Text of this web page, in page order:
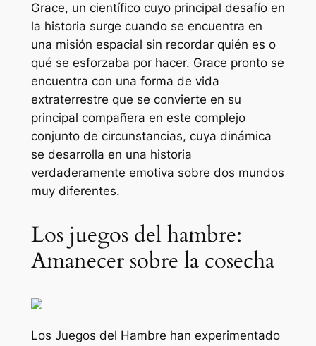
Grace, un científico cuyo principal desafío en
la historia surge cuando se encuentra en
una misión espacial sin recordar quién es o
qué se esforzaba por hacer. Grace pronto se
encuentra con una forma de vida
extraterrestre que se convierte en su
principal compañera en este complejo
conjunto de circunstancias, cuya dinámica
se desarrolla en una historia
verdaderamente emotiva sobre dos mundos
muy diferentes.
Los juegos del hambre:
Amanecer sobre la cosecha
Los Juegos del Hambre han experimentado